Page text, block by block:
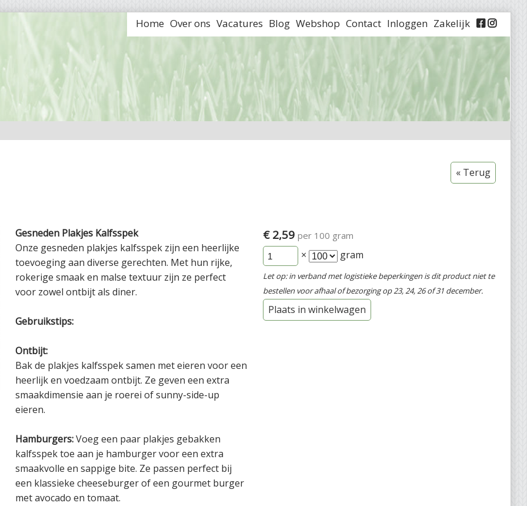


Zakelijk
Inloggen
Contact
Webshop
Blog
Vacatures
Over ons
Home
« Terug
€ 2,59 per 100 gram
× gram
Let op: in verband met logistieke beperkingen is dit product niet te
bestellen voor afhaal of bezorging op 23, 24, 26 of 31 december.
Plaats in winkelwagen
Gesneden Plakjes Kalfsspek
Onze gesneden plakjes kalfsspek zijn een heerlijke
toevoeging aan diverse gerechten. Met hun rijke,
rokerige smaak en malse textuur zijn ze perfect
voor zowel ontbijt als diner.
Gebruikstips:
Ontbijt:
Bak de plakjes kalfsspek samen met eieren voor een
heerlijk en voedzaam ontbijt. Ze geven een extra
smaakdimensie aan je roerei of sunny-side-up
eieren.
Hamburgers:Voeg een paar plakjes gebakken
kalfsspek toe aan je hamburger voor een extra
smaakvolle en sappige bite. Ze passen perfect bij
een klassieke cheeseburger of een gourmet burger
met avocado en tomaat.